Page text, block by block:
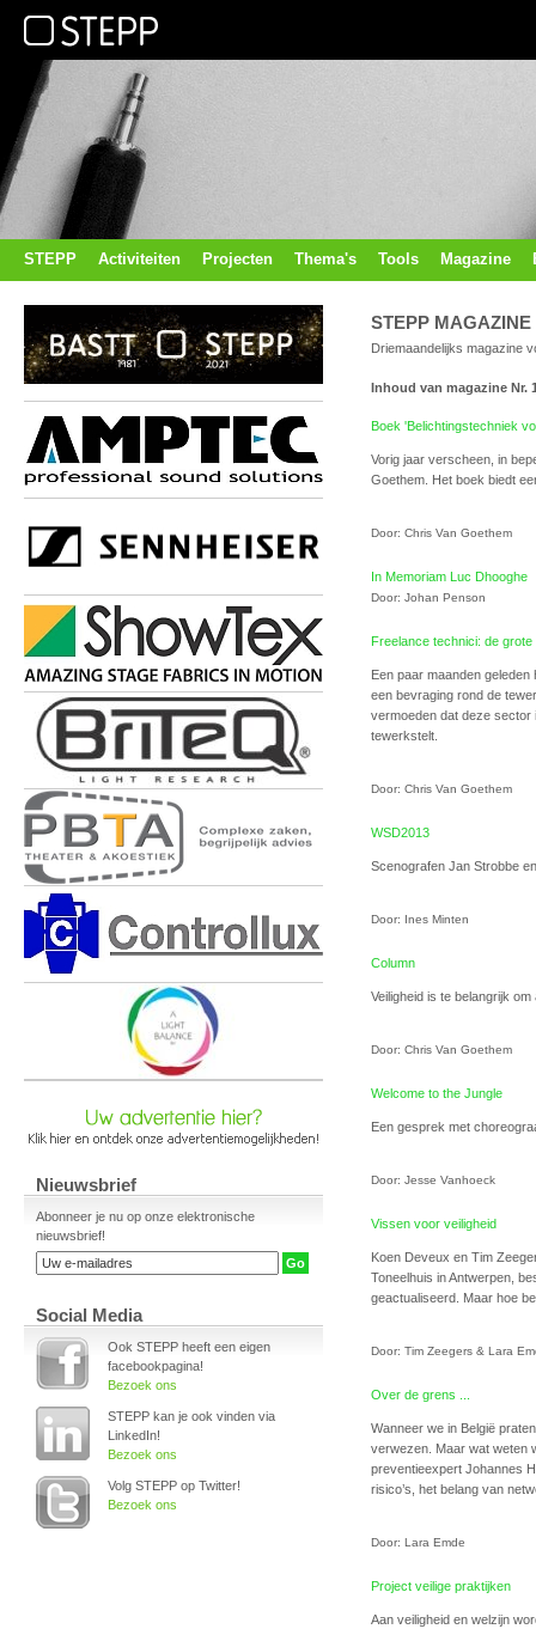
STEPP Activiteiten Projecten Thema's Tools Magazine
Nieuwsbrief
Abonneer je nu op onze elektronische
nieuwsbrief!
Social Media
Ook STEPP heeft een eigen
facebookpagina!
Bezoek ons
STEPP kan je ook vinden via
LinkedIn!
Bezoek ons
Volg STEPP op Twitter!
Bezoek ons
STEPP MAGAZINE
Driemaandelijks magazine
Inhoud van magazine Nr.
Boek 'Belichtingstechniek
Vorig jaar verscheen, in
Goethem. Het boek biedt
Door: Chris Van Goethem
In Memoriam Luc Dhooghe
Door: Johan Penson
Freelance technici: de grote
Een paar maanden
een bevraging rond de
vermoeden dat deze sector
tewerkstelt.
Door: Chris Van Goethem
WSD2013
Scenografen Jan Strobbe
Door: Ines Minten
Column
Veiligheid is te belangrijk
Door: Chris Van Goethem
Welcome to the Jungle
Een gesprek met
Door: Jesse Vanhoeck
Vissen voor veiligheid
Koen Deveux en Tim
Toneelhuis in Antwerpen,
geactualiseerd. Maar hoe
Door: Tim Zeegers & Lara
Over de grens ...
Wanneer we in België
verwezen. Maar wat weten
preventieexpert Johannes
risico’s, het belang van
Door: Lara Emde
Project veilige praktijken
Aan veiligheid en welzijn